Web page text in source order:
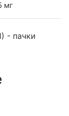
мг
- пачки